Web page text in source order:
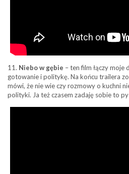
11. Niebo w gębie – ten film łączy moje
gotowanie i politykę. Na końcu trailera
mówi, że nie wie czy rozmowy o kuchni
polityki. Ja też czasem zadaję sobie to